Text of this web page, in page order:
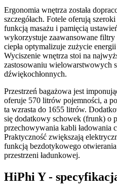
Ergonomia wnętrza została
szczegółach. Fotele oferują
funkcją masażu i pamięcią
wykorzystuje zaawansowane
ciepła optymalizuje zużycie
Wyciszenie wnętrza stoi na
zastosowaniu wielowarstwowych
dźwiękochłonnych.
Przestrzeń bagażowa jest
oferuje 570 litrów pojemności, a
ta wzrasta do 1655 litrów.
się dodatkowy schowek (frunk) o
przechowywania kabli ładowania
Praktyczność zwiększają
funkcją bezdotykowego
przestrzeni ładunkowej.
HiPhi Y -